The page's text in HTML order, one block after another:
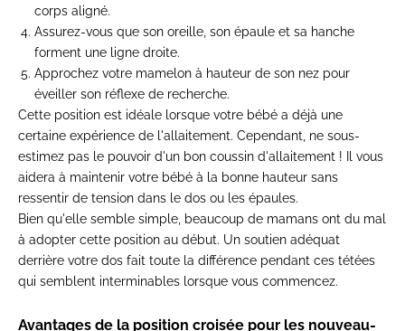
corps aligné.
Assurez-vous que son oreille, son épaule et sa hanche
forment une ligne droite.
Approchez votre mamelon à hauteur de son nez pour
éveiller son réflexe de recherche.
Cette position est idéale lorsque votre bébé a déjà une
certaine expérience de l'allaitement. Cependant, ne sous-
estimez pas le pouvoir d'un bon coussin d'allaitement ! Il vous
aidera à maintenir votre bébé à la bonne hauteur sans
ressentir de tension dans le dos ou les épaules.
Bien qu'elle semble simple, beaucoup de mamans ont du mal
à adopter cette position au début. Un soutien adéquat
derrière votre dos fait toute la différence pendant ces tétées
qui semblent interminables lorsque vous commencez.
Avantages de la position croisée pour les nouveau-